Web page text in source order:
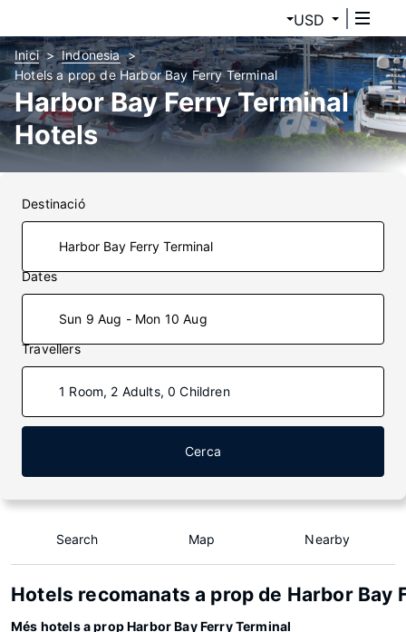
USD
Inici
Indonesia
Hotels a prop de Harbor Bay Ferry Terminal
Harbor Bay Ferry Terminal
Hotels
Destinació
Dates
Sun 9 Aug - Mon 10 Aug
Travellers
1 Room, 2 Adults, 0 Children
Cerca
Search Map Nearby
Hotels recomanats a prop de Harbor Bay
Més hotels a prop Harbor Bay Ferry Terminal